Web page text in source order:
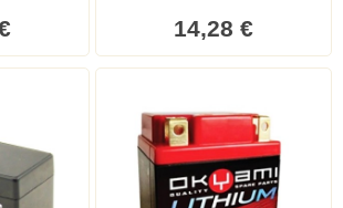
14,28 €